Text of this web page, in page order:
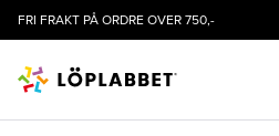
FRI FRAKT PÅ ORDRE OVER 750,-